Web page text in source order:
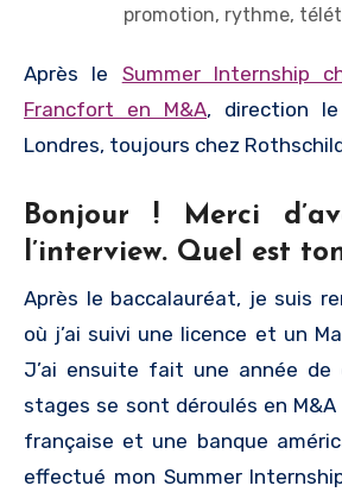
promotion, rythme,
Après le Summer Internship
Francfort en M&A, direction
Londres, toujours chez
Bonjour ! Merci
l’interview. Quel est
Après le baccalauréat, je suis
où j’ai suivi une licence et un
J’ai ensuite fait une année de
stages se sont déroulés en
française et une banque
effectué mon Summer